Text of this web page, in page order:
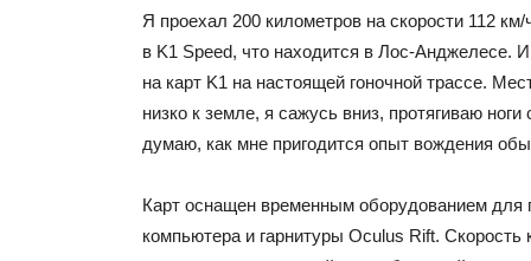
Я проехал 200 километров на скорости 112
в K1 Speed, что находится в Лос-Анджелесе.
на карт K1 на настоящей гоночной трассе.
низко к земле, я сажусь вниз, протягиваю ноги
думаю, как мне пригодится опыт вождения
Карт оснащен временным оборудованием для
компьютера и гарнитуры Oculus Rift. Скорость